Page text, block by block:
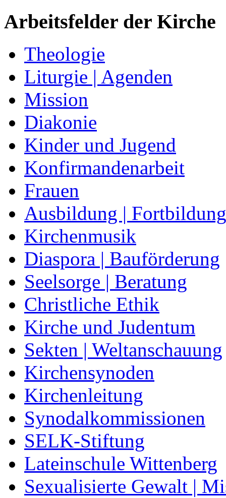
Arbeitsfelder der Kirche
Theologie
Liturgie | Agenden
Mission
Diakonie
Kinder und Jugend
Konfirmandenarbeit
Frauen
Ausbildung | Fortbildung
Kirchenmusik
Diaspora | Bauförderung
Seelsorge | Beratung
Christliche Ethik
Kirche und Judentum
Sekten | Weltanschauung
Kirchensynoden
Kirchenleitung
Synodalkommissionen
SELK-Stiftung
Lateinschule Wittenberg
Sexualisierte Gewalt |